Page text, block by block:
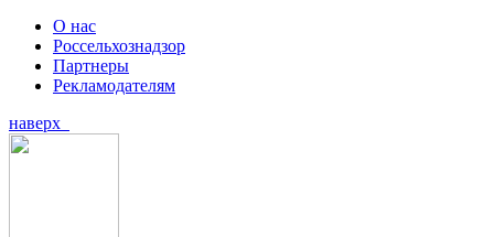
О нас
Россельхознадзор
Партнеры
Рекламодателям
наверх